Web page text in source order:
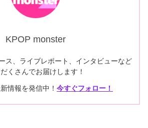
KPOP monster
ス、ライブレポート、インタビューなど
くさんでお届けします！
情報を発信中！ 今すぐフォロー！